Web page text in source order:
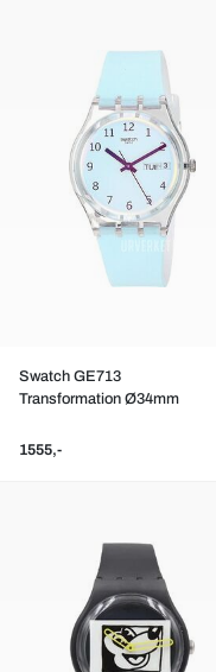
Swatch GE713
Transformation Ø34mm
1555,-